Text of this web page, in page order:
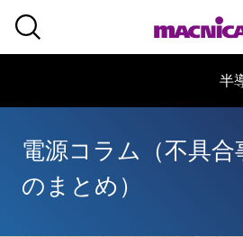
半
サポー
半導体事業HOME
マクニカの製品・サービス
電源コラム（不具合
のまとめ）